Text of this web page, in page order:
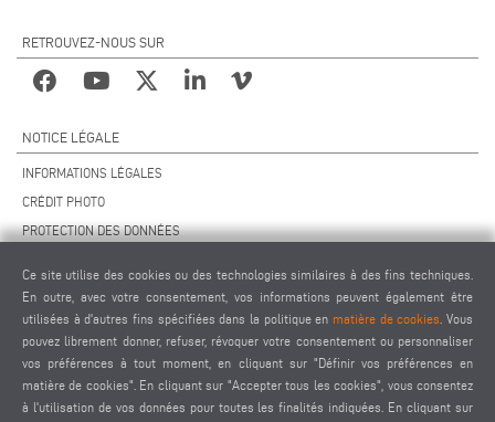
RETROUVEZ-NOUS SUR
NOTICE LÉGALE
INFORMATIONS LÉGALES
CRÉDIT PHOTO
PROTECTION DES DONNÉES
ACCORD DE TÉLÉMAINTENANCE
PARAMÈTRES DES COOKIES
CODE DE CONDUITE DES FOURNISSEURS
Ce site utilise des cookies ou des technologies similaires à des fins techniques.
En outre, avec votre consentement, vos informations peuvent également être
utilisées à d'autres fins spécifiées dans la politique en matière de cookies . Vous
pouvez librement donner, refuser, révoquer votre consentement ou personnaliser
vos préférences à tout moment, en cliquant sur "Définir vos préférences en
matière de cookies". En cliquant sur "Accepter tous les cookies", vous consentez
à l'utilisation de vos données pour toutes les finalités indiquées. En cliquant sur